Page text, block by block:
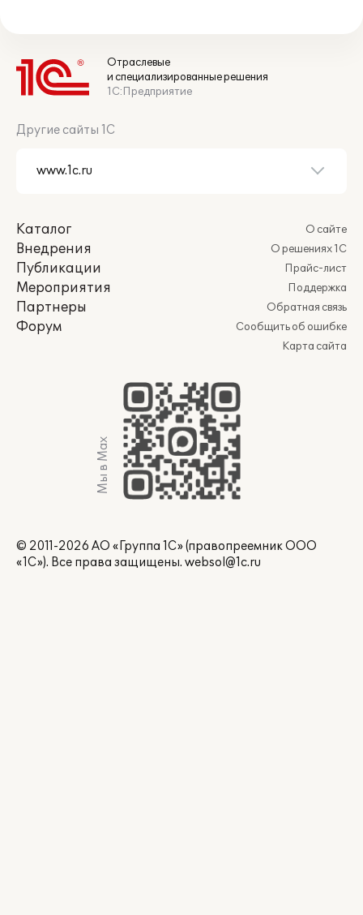
Отраслевые
и специализированные решения
1С:Предприятие
Другие сайты 1С
Каталог
Внедрения
Публикации
Мероприятия
Партнеры
Форум
О сайте
О решениях 1С
Прайс-лист
Поддержка
Обратная связь
Сообщить об ошибке
Карта сайта
Мы в Max
© 2011-2026 АО «Группа 1С» (правопреемник ООО
«1С»). Все права защищены. websol@1c.ru